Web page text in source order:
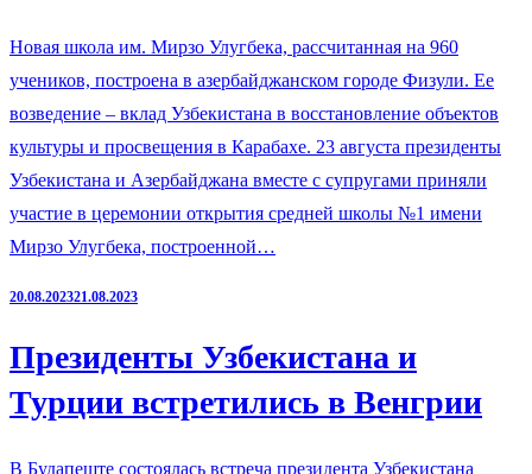
Новая школа им. Мирзо Улугбека, рассчитанная на 960
учеников, построена в азербайджанском городе Физули. Ее
возведение – вклад Узбекистана в восстановление объектов
культуры и просвещения в Карабахе. 23 августа президенты
Узбекистана и Азербайджана вместе с супругами приняли
участие в церемонии открытия средней школы №1 имени
Мирзо Улугбека, построенной…
20.08.202321.08.2023
Президенты Узбекистана и
Турции встретились в Венгрии
В Будапеште состоялась встреча президента Узбекистана